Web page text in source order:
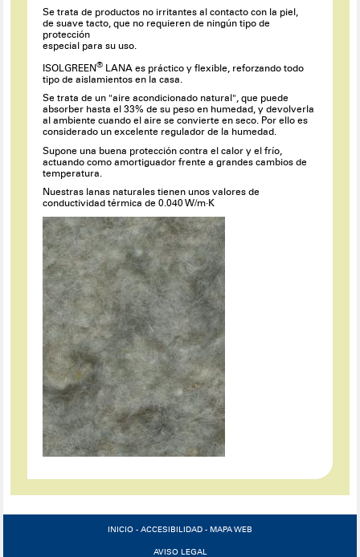
Se trata de productos no irritantes al contacto con la piel,
de suave tacto, que no requieren de ningún tipo de
protección
especial para su uso.
ISOLGREEN®LANA es práctico y flexible, reforzando todo
tipo de aislamientos en la casa.
Se trata de un "aire acondicionado natural", que puede
absorber hasta el 33% de su peso en humedad, y devolverla
al ambiente cuando el aire se convierte en seco. Por ello es
considerado un excelente regulador de la humedad.
Supone una buena protección contra el calor y el frío,
actuando como amortiguador frente a grandes cambios de
temperatura.
Nuestras lanas naturales tienen unos valores de
conductividad térmica de 0.040 W/m·K
INICIO - ACCESIBILIDAD - MAPA WEB
AVISO LEGAL